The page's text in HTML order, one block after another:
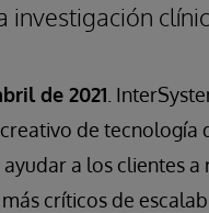
investigación
de 2021 .
de tecnología
a los clientes a
críticos de